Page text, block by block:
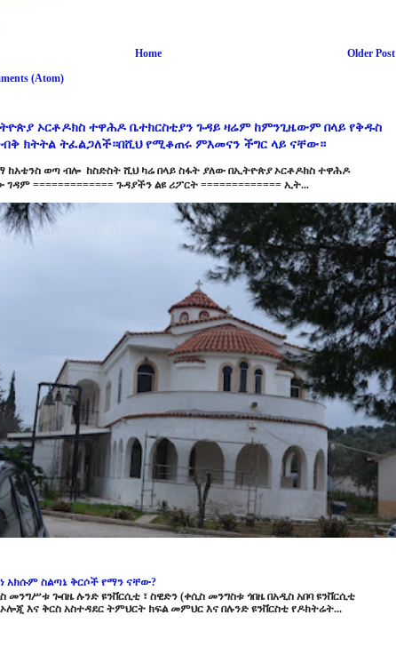
Older Post
Home
(Atom)
ኦርቶዶክስ ተዋሕዶ ቤተክርስቲያን ጉዳይ ዛሬም ከምንጊዜውም በላይ የቅዱስ
ክትትል ትፈልጋለች።በሺህ የሚቆጠሩ ምእመናን ችግር ላይ ናቸው።
ከአቴንስ ወጣ ብሎ ከስድስት ሺህ ካሬ በላይ ስፋት ያለው በኢትዮጵያ ኦርቶዶክስ ተዋሕዶ
============= ጉዳያችን ልዩ ሪፖርት ============= ኢት...
አክሱም ስልጣኔ ቅርሶች የማን ናቸው?
መንግሥቱ ጐበዜ ሉንድ ዩንቨርሲቲ ፣ ስዊድን (ቀሲስ መንግስቱ ጎበዜ በአዲስ አበባ ዩንቨርሲቲ
እና ቅርስ አስተዳደር ትምህርት ክፍል መምህር እና በሉንድ ዩንቨርስቲ የዶክትሬት...